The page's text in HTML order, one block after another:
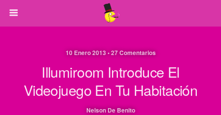
10 Enero 2013 • 27 Comentarios
Illumiroom Introduce El
Videojuego En Tu Habitación
Nelson De Benito